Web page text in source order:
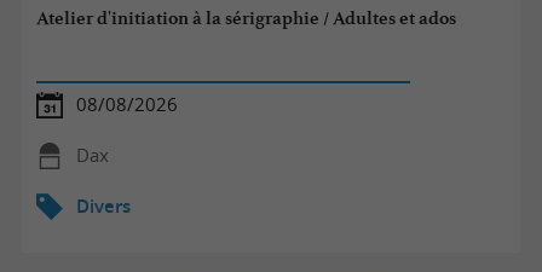
Atelier d'initiation à la sérigraphie / Adultes et ados
08/08/2026
Dax
Divers